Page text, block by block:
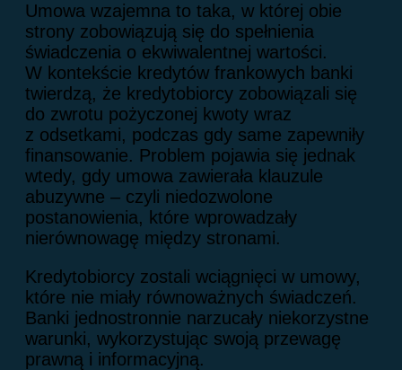
Umowa wzajemna to taka, w której obie
strony zobowiązują się do spełnienia
świadczenia o ekwiwalentnej wartości.
W kontekście kredytów frankowych banki
twierdzą, że kredytobiorcy zobowiązali się
do zwrotu pożyczonej kwoty wraz
z odsetkami, podczas gdy same zapewniły
finansowanie. Problem pojawia się jednak
wtedy, gdy umowa zawierała klauzule
abuzywne – czyli niedozwolone
postanowienia, które wprowadzały
nierównowagę między stronami.
Kredytobiorcy zostali wciągnięci w umowy,
które nie miały równoważnych świadczeń.
Banki jednostronnie narzucały niekorzystne
warunki, wykorzystując swoją przewagę
prawną i informacyjną.